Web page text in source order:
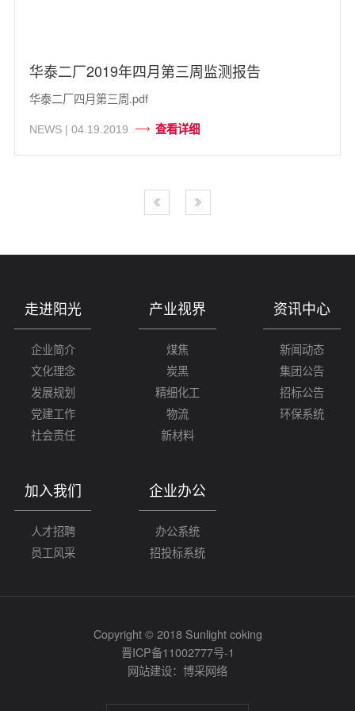
华泰二厂2019年四月第三周监测报告
华泰二厂四月第三周.pdf
NEWS | 04.19.2019 查看详细
走进阳光
企业简介
文化理念
发展规划
党建工作
社会责任
产业视界
煤焦
炭黑
精细化工
物流
新材料
资讯中心
新闻动态
集团公告
招标公告
环保系统
加入我们
人才招聘
员工风采
企业办公
办公系统
招投标系统
Copyright © 2018 Sunlight coking
晋ICP备11002777号-1
网站建设： 博采网络